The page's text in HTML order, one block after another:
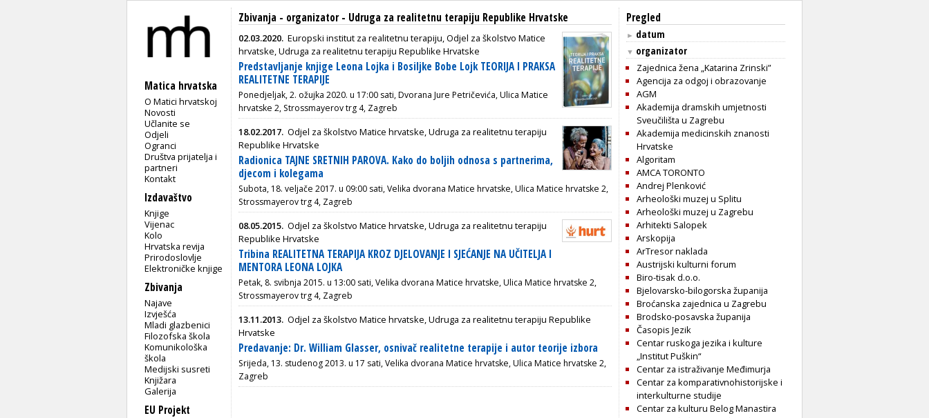
Matica hrvatska
O Matici hrvatskoj
Novosti
Učlanite se
Odjeli
Ogranci
Društva prijatelja i
partneri
Kontakt
Izdavaštvo
Knjige
Vijenac
Kolo
Hrvatska revija
Prirodoslovlje
Elektroničke knjige
Zbivanja
Najave
Izvješća
Mladi glazbenici
Filozofska škola
Komunikološka
škola
Medijski susreti
Knjižara
Galerija
EU Projekt
Zbivanja - organizator - Udruga za realitetnu terapiju Republike Hrvatske
02.03.2020. Europski institut za realitetnu terapiju, Odjel za školstvo Matice
hrvatske, Udruga za realitetnu terapiju Republike Hrvatske
Predstavljanje knjige Leona Lojka i Bosiljke Bobe Lojk TEORIJA I PRAKSA
REALITETNE TERAPIJE
Ponedjeljak, 2. ožujka 2020. u 17:00 sati, Dvorana Jure Petričevića, Ulica Matice
hrvatske 2, Strossmayerov trg 4, Zagreb
18.02.2017. Odjel za školstvo Matice hrvatske, Udruga za realitetnu terapiju
Republike Hrvatske
Radionica TAJNE SRETNIH PAROVA. Kako do boljih odnosa s partnerima,
djecom i kolegama
Subota, 18. veljače 2017. u 09:00 sati, Velika dvorana Matice hrvatske, Ulica Matice hrvatske 2,
Strossmayerov trg 4, Zagreb
08.05.2015. Odjel za školstvo Matice hrvatske, Udruga za realitetnu terapiju
Republike Hrvatske
Tribina REALITETNA TERAPIJA KROZ DJELOVANJE I SJEĆANJE NA UČITELJA I
MENTORA LEONA LOJKA
Petak, 8. svibnja 2015. u 13:00 sati, Velika dvorana Matice hrvatske, Ulica Matice hrvatske 2,
Strossmayerov trg 4, Zagreb
13.11.2013. Odjel za školstvo Matice hrvatske, Udruga za realitetnu terapiju Republike
Hrvatske
Predavanje: Dr. William Glasser, osnivač realitetne terapije i autor teorije izbora
Srijeda, 13. studenog 2013. u 17 sati, Velika dvorana Matice hrvatske, Ulica Matice hrvatske 2,
Zagreb
Pregled
► datum
▼ organizator
Zajednica žena „Katarina Zrinski”
Agencija za odgoj i obrazovanje
AGM
Akademija dramskih umjetnosti
Sveučilišta u Zagrebu
Akademija medicinskih znanosti
Hrvatske
Algoritam
AMCA TORONTO
Andrej Plenković
Arheološki muzej u Splitu
Arheološki muzej u Zagrebu
Arhitekti Salopek
Arskopija
ArTresor naklada
Austrijski kulturni forum
Biro-tisak d.o.o.
Bjelovarsko-bilogorska županija
Broćanska zajednica u Zagrebu
Brodsko-posavska županija
Časopis Jezik
Centar ruskoga jezika i kulture
„Institut Puškin“
Centar za istraživanje Međimurja
Centar za komparativnohistorijske i
interkulturne studije
Centar za kulturu Belog Manastira